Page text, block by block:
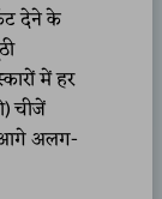
देने के
में हर
चीजें
आगे अलग-